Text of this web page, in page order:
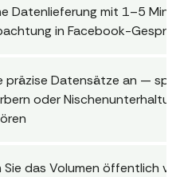
Datenlieferung mit 1–5
in Facebook-
präzise Datensätze an —
oder
Sie das Volumen öffentlich